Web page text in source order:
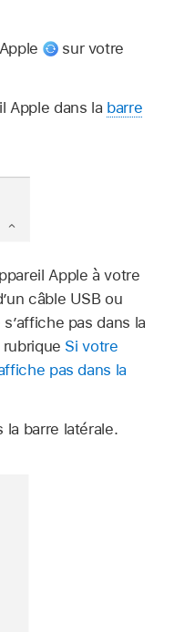
sur votre
Apple dans la barre
Apple à votre
câble USB ou
pas dans la
Si votre
pas dans la
la barre latérale.